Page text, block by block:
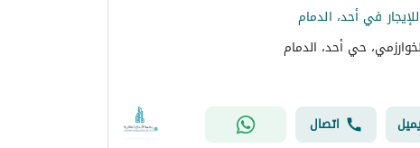
في أحد، الدمام
حي أحد، الدمام
اتصال